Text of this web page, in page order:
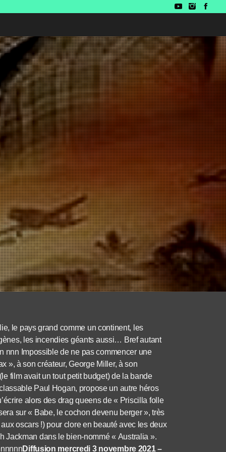
le pays grand comme un continent, les
les incendies géants aussi… Bref autant
nnn Impossible de ne pas commencer une
», à son créateur, George Miller, à son
film avait un tout petit budget) de la bande
Paul Hogan, propose un autre héros
alors des drag queens de « Priscilla folle
sur « Babe, le cochon devenu berger », très
oscars !) pour clore en beauté avec les deux
Jackman dans le bien-nommé « Australia ».
Diffusion mercredi 3 novembre 2021 –